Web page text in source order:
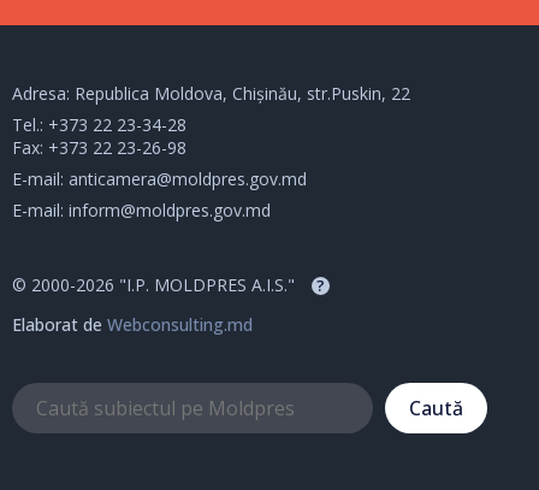
Adresa: Republica Moldova, Chișinău, str.Puskin, 22
Tel.: +373 22 23-34-28
Fax: +373 22 23-26-98
E-mail: anticamera@moldpres.gov.md
E-mail: inform@moldpres.gov.md
© 2000-2026 "I.P. MOLDPRES A.I.S." ?
Elaborat de Webconsulting.md
Caută